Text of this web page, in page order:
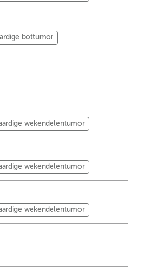
bottumor
wekendelentumor
wekendelentumor
wekendelentumor